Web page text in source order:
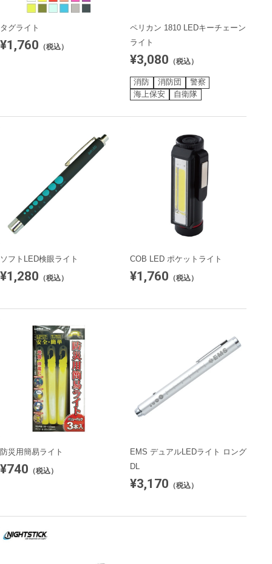
タグライト
¥1,760 （税込）
ペリカン 1810 LEDキーチェーン
ライト
¥3,080 （税込）
消防 消防団
警察
海上保安
自衛隊
ソフトLED検眼ライト
¥1,280 （税込）
COB LED ポケットライト
¥1,760 （税込）
防災用簡易ライト
¥740 （税込）
EMS デュアルLEDライト ロング
DL
¥3,170 （税込）